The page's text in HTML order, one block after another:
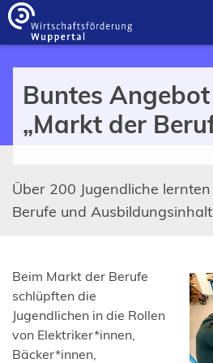
Inhalt anspringen
Buntes
„Markt der
Über 200 Jugendliche
Berufe und
Beim Markt der Berufe
schlüpften die
Jugendlichen in die Rollen
von Elektriker*innen,
Bäcker*innen,